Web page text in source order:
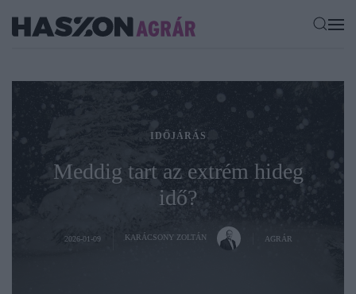
IDŐJÁRÁS
Meddig tart az extrém hideg
idő?
2026-01-09 KARÁCSONY ZOLTÁN AGRÁR